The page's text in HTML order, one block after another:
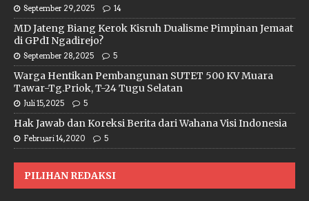
September 29, 2025 14
MD Jateng Biang Kerok Kisruh Dualisme Pimpinan Jemaat
di GPdI Ngadirejo?
September 28, 2025 5
Warga Hentikan Pembangunan SUTET 500 KV Muara
Tawar-Tg.Priok, T-24 Tugu Selatan
Juli 15, 2025 5
Hak Jawab dan Koreksi Berita dari Wahana Visi Indonesia
Februari 14, 2020 5
PILIHAN REDAKSI